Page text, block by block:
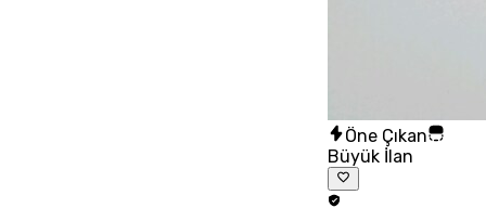
Öne Çıkan
Büyük İlan